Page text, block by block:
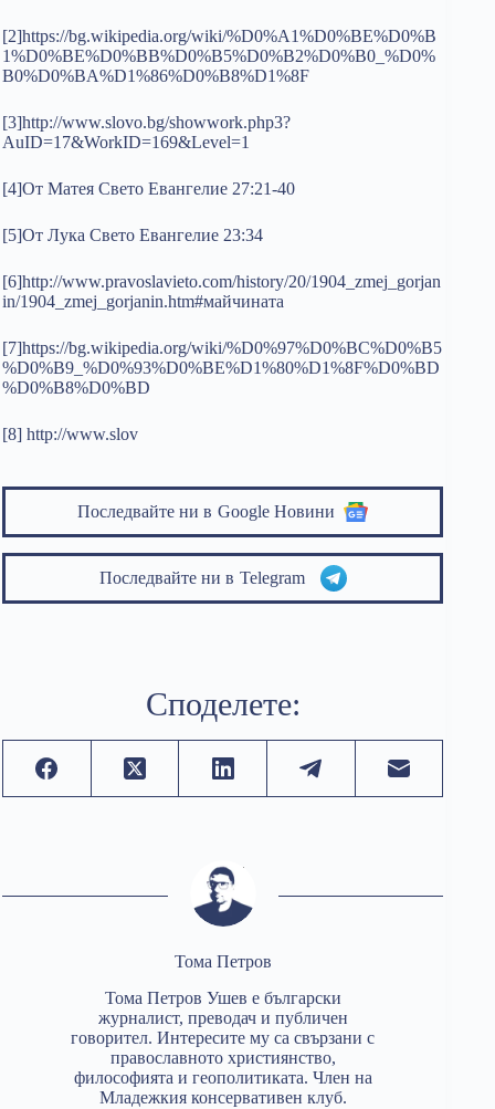
[2]https://bg.wikipedia.org/wiki/%D0%A1%D0%BE%D0%B
1%D0%BE%D0%BB%D0%B5%D0%B2%D0%B0_%D0%
B0%D0%BA%D1%86%D0%B8%D1%8F
[3]http://www.slovo.bg/showwork.php3?
AuID=17&WorkID=169&Level=1
[4]От Матея Свето Евангелие 27:21-40
[5]От Лука Свето Евангелие 23:34
[6]http://www.pravoslavieto.com/history/20/1904_zmej_gorjan
in/1904_zmej_gorjanin.htm#майчината
[7]https://bg.wikipedia.org/wiki/%D0%97%D0%BC%D0%B5
%D0%B9_%D0%93%D0%BE%D1%80%D1%8F%D0%BD
%D0%B8%D0%BD
[8] http://www.slov
Последвайте ни в Google Новини
Последвайте ни в Telegram
Споделете:
Тома Петров
Тома Петров Ушев е български
журналист, преводач и публичен
говорител. Интересите му са свързани с
православното християнство,
философията и геополитиката. Член на
Младежкия консервативен клуб.